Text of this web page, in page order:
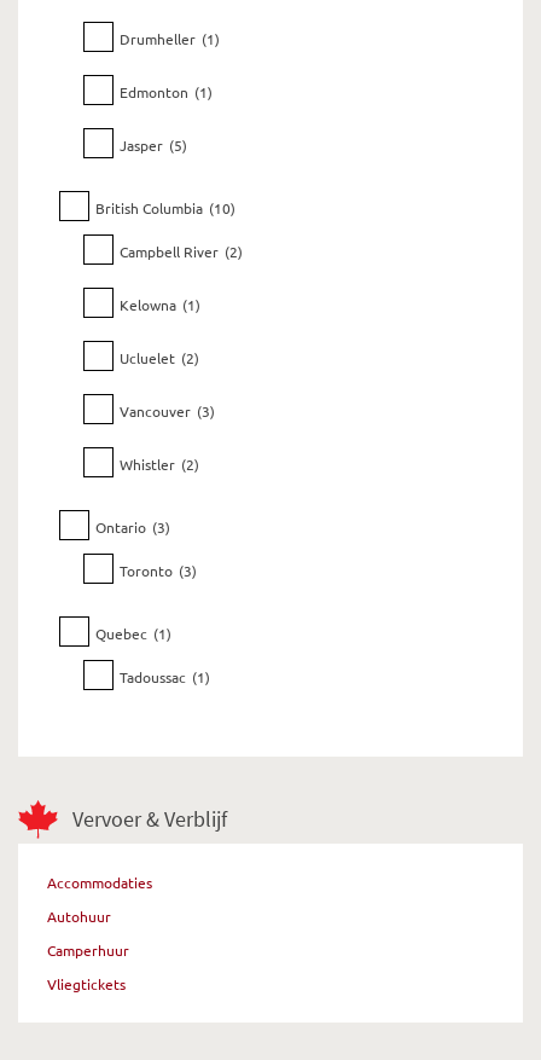
Drumheller (1)
Edmonton (1)
Jasper (5)
British Columbia (10)
Campbell River (2)
Kelowna (1)
Ucluelet (2)
Vancouver (3)
Whistler (2)
Ontario (3)
Toronto (3)
Quebec (1)
Tadoussac (1)
Vervoer & Verblijf
Accommodaties
Autohuur
Camperhuur
Vliegtickets